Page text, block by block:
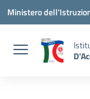
Vai ai contenuti
Vai al menu di
Vai al footer
Ministero